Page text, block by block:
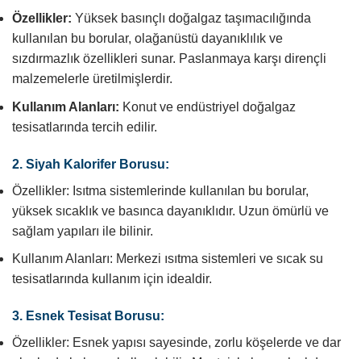
Özellikler: Yüksek basınçlı doğalgaz taşımacılığında
kullanılan bu borular, olağanüstü dayanıklılık ve
sızdırmazlık özellikleri sunar. Paslanmaya karşı dirençli
malzemelerle üretilmişlerdir.
Kullanım Alanları: Konut ve endüstriyel doğalgaz
tesisatlarında tercih edilir.
2. Siyah Kalorifer Borusu:
Özellikler: Isıtma sistemlerinde kullanılan bu borular,
yüksek sıcaklık ve basınca dayanıklıdır. Uzun ömürlü ve
sağlam yapıları ile bilinir.
Kullanım Alanları: Merkezi ısıtma sistemleri ve sıcak su
tesisatlarında kullanım için idealdir.
3. Esnek Tesisat Borusu:
Özellikler: Esnek yapısı sayesinde, zorlu köşelerde ve dar